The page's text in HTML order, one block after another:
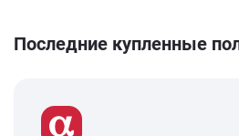
Последние купленные